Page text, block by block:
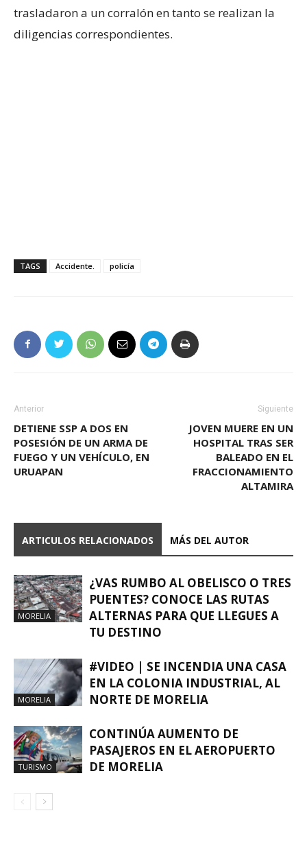
trasladaron a un corralón en tanto se realizan la
diligencias correspondientes.
TAGS Accidente. policía
Anterior
DETIENE SSP A DOS EN
POSESIÓN DE UN ARMA DE
FUEGO Y UN VEHÍCULO, EN
URUAPAN
Siguiente
JOVEN MUERE EN UN
HOSPITAL TRAS SER
BALEADO EN EL
FRACCIONAMIENTO
ALTAMIRA
ARTICULOS RELACIONADOS MÁS DEL AUTOR
MORELIA
¿VAS RUMBO AL OBELISCO O TRES
PUENTES? CONOCE LAS RUTAS
ALTERNAS PARA QUE LLEGUES A
TU DESTINO
MORELIA
#VIDEO | SE INCENDIA UNA CASA
EN LA COLONIA INDUSTRIAL, AL
NORTE DE MORELIA
TURISMO
CONTINÚA AUMENTO DE
PASAJEROS EN EL AEROPUERTO
DE MORELIA